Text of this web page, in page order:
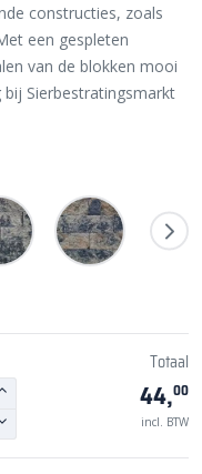
constructies, zoals
een gespleten
van de blokken mooi
Sierbestratingsmarkt
Totaal
44,00
incl. BTW